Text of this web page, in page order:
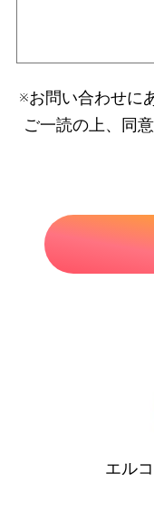
※お問い合わせに
ご一読の上、同
エル